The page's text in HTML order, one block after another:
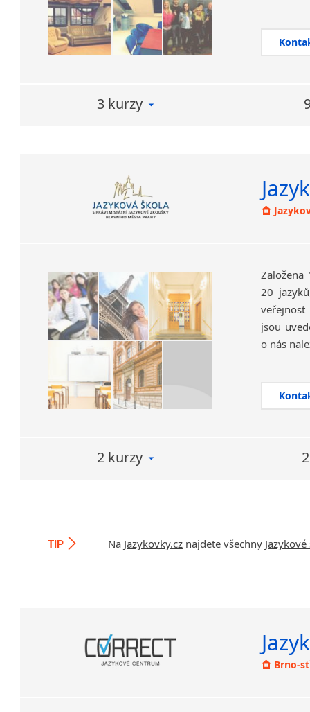
platí, že
3 kurzy
20
jsou
o nás
2 kurzy
TIP Na Jazykovky.cz najdete všechny
Brno-